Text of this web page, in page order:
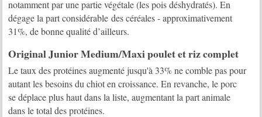
notamment par une partie végétale (les pois déshydratés). En
dégage la part considérable des céréales - approximativement
31%, de bonne qualité d’ailleurs.
Original Junior Medium/Maxi poulet et riz complet
Le taux des protéines augmenté jusqu'à 33% ne comble pas pour
autant les besoins du chiot en croissance. En revanche, le porc
se déplace plus haut dans la liste, augmentant la part animale
dans le total des protéines.